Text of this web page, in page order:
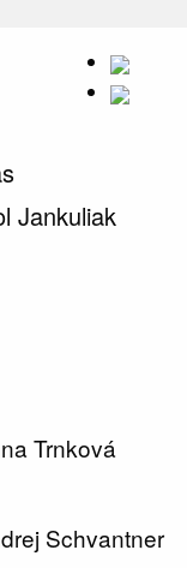
Jankuliak
Trnková
Schvantner